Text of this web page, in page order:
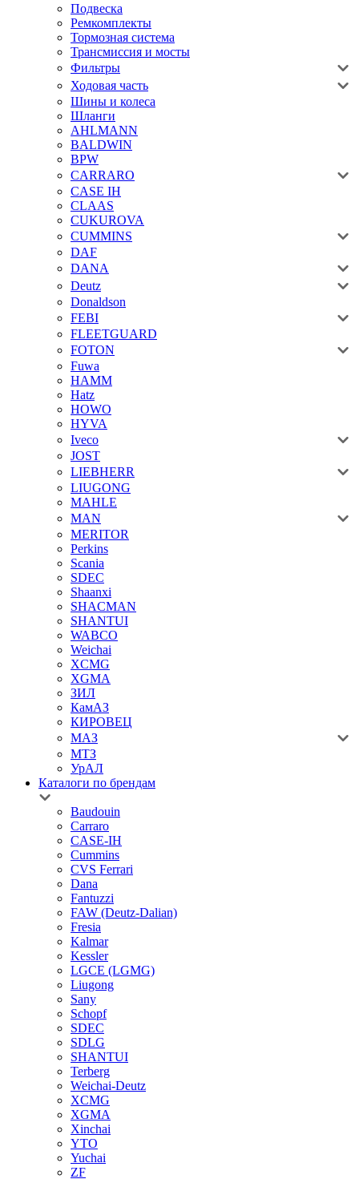
Подвеска
Ремкомплекты
Тормозная система
Трансмиссия и мосты
Фильтры
Ходовая часть
Шины и колеса
Шланги
AHLMANN
BALDWIN
BPW
CARRARO
CASE IH
CLAAS
CUKUROVA
CUMMINS
DAF
DANA
Deutz
Donaldson
FEBI
FLEETGUARD
FOTON
Fuwa
HAMM
Hatz
HOWO
HYVA
Iveco
JOST
LIEBHERR
LIUGONG
MAHLE
MAN
MERITOR
Perkins
Scania
SDEC
Shaanxi
SHACMAN
SHANTUI
WABCO
Weichai
XCMG
XGMA
ЗИЛ
КамАЗ
КИРОВЕЦ
МАЗ
МТЗ
УрАЛ
Каталоги по брендам
Baudouin
Carraro
CASE-IH
Cummins
CVS Ferrari
Dana
Fantuzzi
FAW (Deutz-Dalian)
Fresia
Kalmar
Kessler
LGCE (LGMG)
Liugong
Sany
Schopf
SDEC
SDLG
SHANTUI
Terberg
Weichai-Deutz
XCMG
XGMA
Xinchai
YTO
Yuchai
ZF